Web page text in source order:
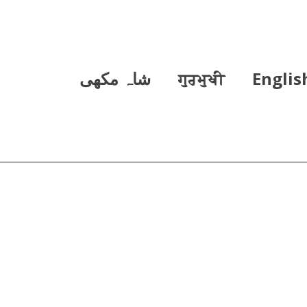
ਗੁਰਮੁਖੀ شاہ مکھی